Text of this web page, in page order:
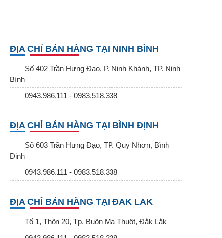
ĐỊA CHỈ BÁN HÀNG TẠI NINH BÌNH
Số 402 Trần Hưng Đạo, P. Ninh Khánh, TP. Ninh
Bình
0943.986.111 - 0983.518.338
ĐỊA CHỈ BÁN HÀNG TẠI BÌNH ĐỊNH
Số 603 Trần Hưng Đạo, TP. Quy Nhơn, Bình
Định
0943.986.111 - 0983.518.338
ĐỊA CHỈ BÁN HÀNG TẠI ĐAK LAK
Tổ 1, Thôn 20, Tp. Buôn Ma Thuột, Đắk Lắk